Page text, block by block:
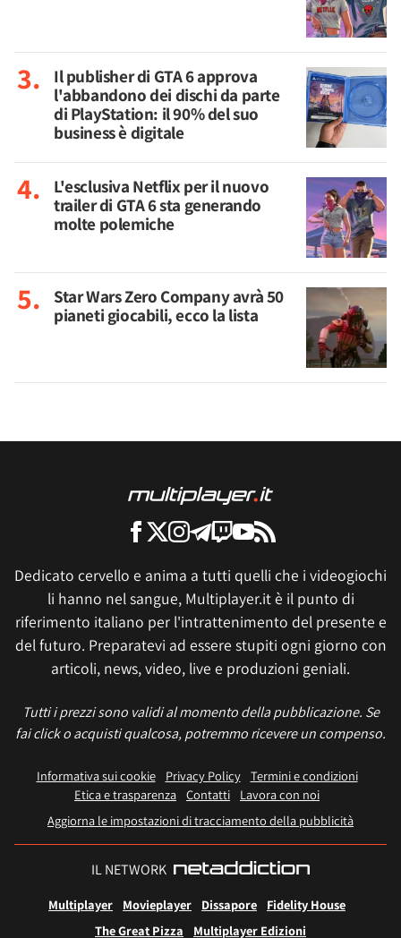
Il publisher di GTA 6 approva
l'abbandono dei dischi da parte
di PlayStation: il 90% del suo
business è digitale
L'esclusiva Netflix per il nuovo
trailer di GTA 6 sta generando
molte polemiche
Star Wars Zero Company avrà 50
pianeti giocabili, ecco la lista
Dedicato cervello e anima a tutti quelli che i videogiochi
li hanno nel sangue, Multiplayer.it è il punto di
riferimento italiano per l'intrattenimento del presente e
del futuro. Preparatevi ad essere stupiti ogni giorno con
articoli, news, video, live e produzioni geniali.
Tutti i prezzi sono validi al momento della pubblicazione. Se
fai click o acquisti qualcosa, potremmo ricevere un compenso.
Informativa sui cookie Privacy Policy
Termini e condizioni
Etica e trasparenza Contatti
Lavora con noi
Aggiorna le impostazioni di tracciamento della pubblicità
IL NETWORK
Multiplayer Movieplayer Dissapore
Fidelity House
The Great Pizza
Multiplayer Edizioni